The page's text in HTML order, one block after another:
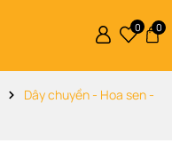
0 0
Dây chuyền - Hoa sen -